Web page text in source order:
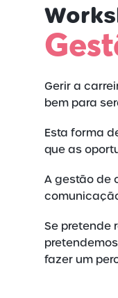
Gerir a
bem para
Esta forma
que as
A gestão de
Se pretende
fazer um